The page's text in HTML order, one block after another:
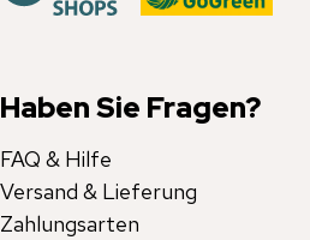
Haben Sie Fragen?
FAQ & Hilfe
Versand & Lieferung
Zahlungsarten